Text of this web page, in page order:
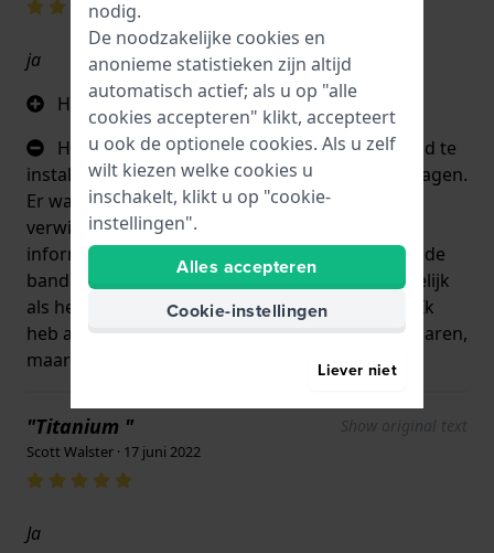
ja
Het was een perfecte match.
Het was een beetje lastig om de nieuwe band te
installeren. Het was een band met pinnen en kragen.
Er was online veel informatie te vinden over het
verwijderen van schakels, maar er was niet veel
informatie te vinden over mijn stijl band. Ik kon de
band installeren, maar het was niet zo gemakkelijk
als het verwijderen of installeren van schakels. Ik
heb al het horlogegereedschap om de klus te klaren,
maar ik vond dit nogal moeilijk.
"Titanium " Show original text
Scott Walster · 17 juni 2022
Ja
nodig.
De noodzakelijke cookies en
anonieme statistieken zijn altijd
automatisch actief; als u op "alle
cookies accepteren" klikt, accepteert
u ook de optionele cookies. Als u zelf
wilt kiezen welke cookies u
inschakelt, klikt u op "cookie-
instellingen".
Alles accepteren
Cookie-instellingen
Liever niet